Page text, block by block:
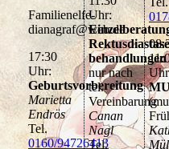
Familienelfe-
dianagraf@web.de
17:30
Uhr:
Geburtsvorbereitung
Marietta
Endrös
Tel.
0160/94726413
Uhr:
behandlungen
nur nach
tel.
Vereinbarung
Canan
Nagl
Tel.
Uhr